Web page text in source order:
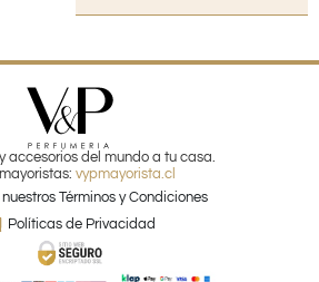
accesorios del mundo a tu casa.
vypmayorista.cl
nuestros Términos y Condiciones
Políticas de Privacidad